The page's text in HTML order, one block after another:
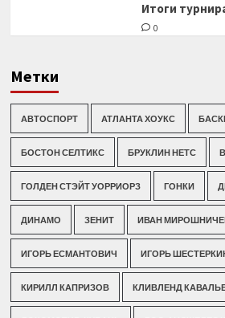
Итоги
0
Метки
АВТОСПОРТ АТЛАНТА ХОУКС
БОСТОН СЕЛТИКС БРУКЛИН НЕТС
ГОЛДЕН СТЭЙТ УОРРИОРЗ ГОНКИ
ДИНАМО ЗЕНИТ ИВАН
ИГОРЬ ЕСМАНТОВИЧ ИГОРЬ
КИРИЛЛ КАПРИЗОВ КЛИВЛЕНД